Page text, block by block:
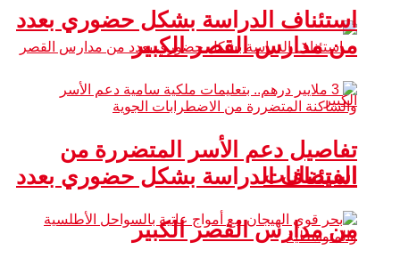
استئناف الدراسة بشكل حضوري بعدد
من مدارس القصر الكبير
استئناف الدراسة بشكل حضوري بعدد
من مدارس القصر الكبير
تفاصيل دعم الأسر المتضررة من
الفيضانات